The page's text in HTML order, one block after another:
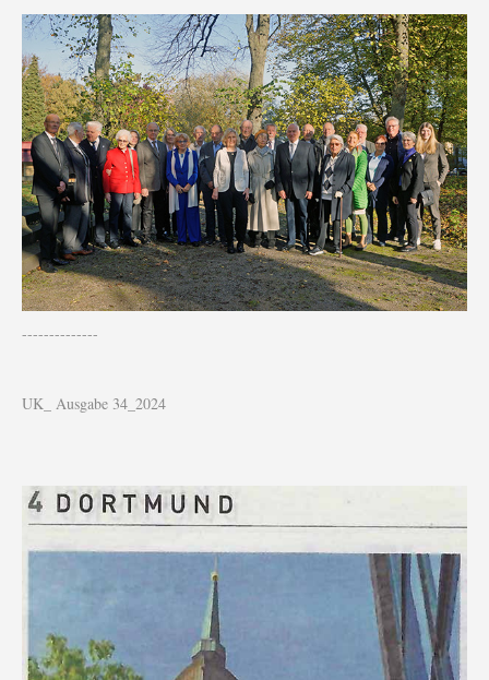
--------------
UK_ Ausgabe 34_2024